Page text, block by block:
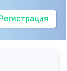
Регистрация